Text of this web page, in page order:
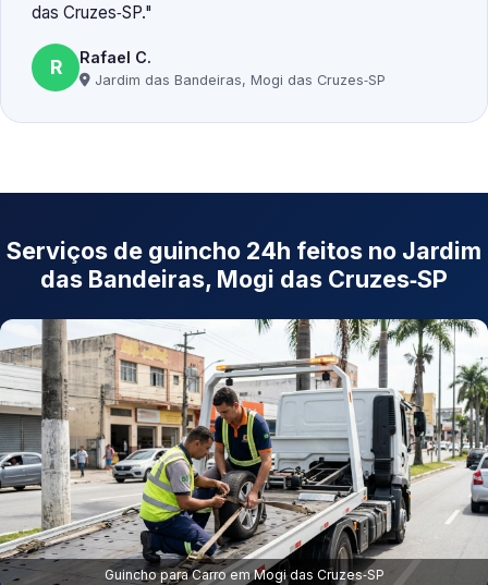
das Cruzes‑SP.
R Rafael C.
Jardim das Bandeiras, Mogi das Cruzes‑SP
Serviços de guincho 24h feitos no Jardim
das Bandeiras, Mogi das Cruzes‑SP
Guincho para Carro em Mogi das Cruzes‑SP